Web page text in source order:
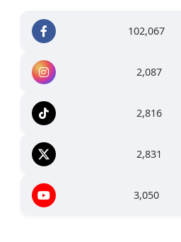
102,067
2,087
2,816
2,831
3,050